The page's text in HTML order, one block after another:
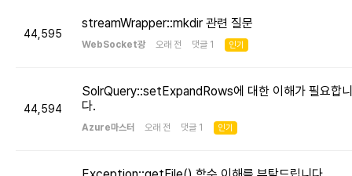
44,595
streamWrapper::mkdir 관련 질문
WebSocket광 오래 전 댓글 1 인기
44,594
SolrQuery::setExpandRows에 대한 이해가 필요합니
다.
Azure마스터 오래 전 댓글 1 인기